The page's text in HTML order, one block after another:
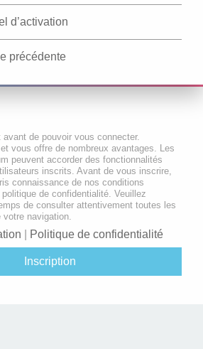
d’activation
précédente
de pouvoir vous connecter.
et vous offre de nombreux avantages. Les
peuvent accorder des fonctionnalités
inscrits. Avant de vous inscrire,
connaissance de nos conditions
de confidentialité. Veuillez
de consulter attentivement toutes les
votre navigation.
Politique de confidentialité
Inscription